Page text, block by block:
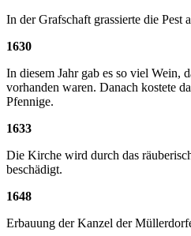
In der Grafschaft grassierte die Pest
1630
In diesem Jahr gab es so viel Wein,
vorhanden waren. Danach kostete
Pfennige.
1633
Die Kirche wird durch das
beschädigt.
1648
Erbauung der Kanzel der